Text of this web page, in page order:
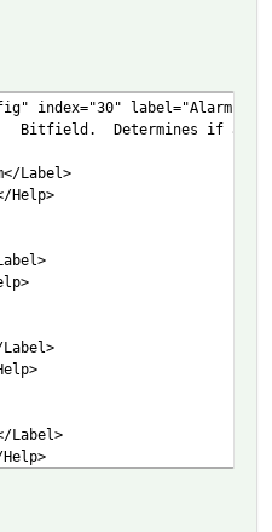
Help>
label="Alarm
if alarms are
Label>